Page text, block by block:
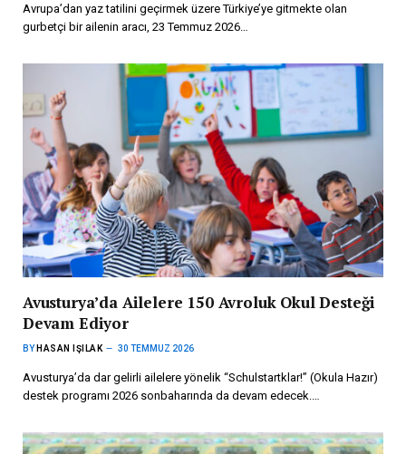
Avrupa’dan yaz tatilini geçirmek üzere Türkiye’ye gitmekte olan
gurbetçi bir ailenin aracı, 23 Temmuz 2026…
Avusturya’da Ailelere 150 Avroluk Okul Desteği
Devam Ediyor
BY HASAN IŞILAK 30 TEMMUZ 2026
Avusturya’da dar gelirli ailelere yönelik “Schulstartklar!” (Okula Hazır)
destek programı 2026 sonbaharında da devam edecek.…